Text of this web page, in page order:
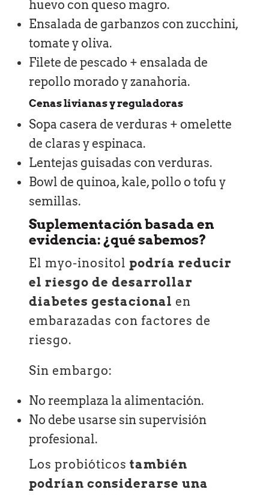
huevo con queso magro.
Ensalada de garbanzos con zucchini,
tomate y oliva.
Filete de pescado + ensalada de
repollo morado y zanahoria.
Cenas livianas y reguladoras
Sopa casera de verduras + omelette
de claras y espinaca.
Lentejas guisadas con verduras.
Bowl de quinoa, kale, pollo o tofu y
semillas.
Suplementación basada en
evidencia: ¿qué sabemos?
El myo-inositol podría reducir
el riesgo de desarrollar
diabetes gestacional en
embarazadas con factores de
riesgo.
Sin embargo:
No reemplaza la alimentación.
No debe usarse sin supervisión
profesional.
Los probióticostambién
podrían considerarse una